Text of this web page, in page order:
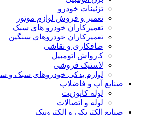
تزئینات خودرو
تعمیر و فروش لوازم موتور
تعمیرکاران خودرو های سبک
تعمیرکاران خودروهای سنگین
صافکاری و نقاشی
کارواش اتومبیل
لاستیک فروشی
لوازم یدکی خودروهای سبک و
صنایع آب و فاضلاب
لوله کاپوزیت
لوله و اتصالات
صنایع الکتریکی و الکترونیک